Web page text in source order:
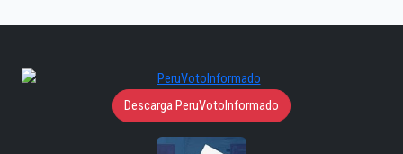
Descarga PeruVotoInformado